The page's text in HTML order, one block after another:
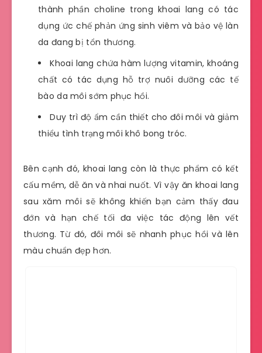
thành phần choline trong khoai lang có tác
dụng ức chế phản ứng sinh viêm và bảo vệ làn
da đang bị tổn thương.
Khoai lang chứa hàm lượng vitamin, khoáng
chất có tác dụng hỗ trợ nuôi dưỡng các tế
bào da môi sớm phục hồi.
Duy trì độ ẩm cần thiết cho đôi môi và giảm
thiểu tình trạng môi khô bong tróc.
Bên cạnh đó, khoai lang còn là thực phẩm có kết
cấu mềm, dễ ăn và nhai nuốt. Vì vậy ăn khoai lang
sau xăm môi sẽ không khiến bạn cảm thấy đau
đớn và hạn chế tối đa việc tác động lên vết
thương. Từ đó, đôi môi sẽ nhanh phục hồi và lên
màu chuẩn đẹp hơn.